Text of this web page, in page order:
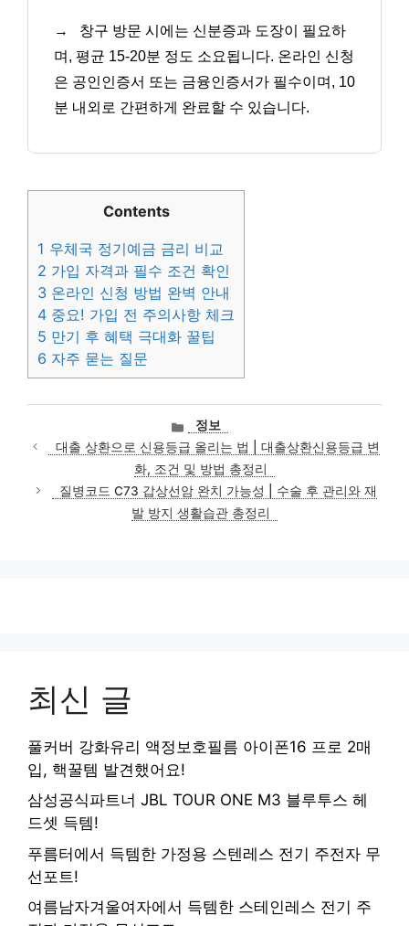
→
창구 방문 시에는 신분증과 도장이 필요하
며, 평균 15-20분 정도 소요됩니다. 온라인 신청
은 공인인증서 또는 금융인증서가 필수이며, 10
분 내외로 간편하게 완료할 수 있습니다.
Contents
1 우체국 정기예금 금리 비교
2 가입 자격과 필수 조건 확인
3 온라인 신청 방법 완벽 안내
4 중요! 가입 전 주의사항 체크
5 만기 후 혜택 극대화 꿀팁
6 자주 묻는 질문
카
테
고
리
정보
대출 상환으로 신용등급 올리는 법 | 대출상환신용등급 변
화, 조건 및 방법 총정리
질병코드 C73 갑상선암 완치 가능성 | 수술 후 관리와 재
발 방지 생활습관 총정리
최신 글
풀커버 강화유리 액정보호필름 아이폰16 프로 2매
입, 핵꿀템 발견했어요!
삼성공식파트너 JBL TOUR ONE M3 블루투스 헤
드셋 득템!
푸름터에서 득템한 가정용 스텐레스 전기 주전자 무
선포트!
여름남자겨울여자에서 득템한 스테인레스 전기 주